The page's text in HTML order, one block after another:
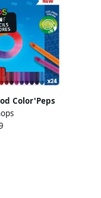
Color'Peps
kleuren